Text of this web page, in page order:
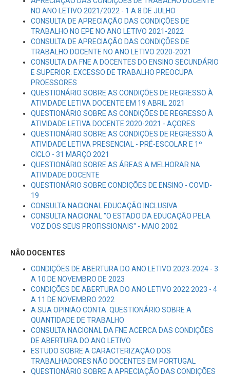
NO ANO LETIVO 2021/2022 - 1 A 8 DE JULHO
CONSULTA DE APRECIAÇÃO DAS CONDIÇÕES DE
TRABALHO NO EPE NO ANO LETIVO 2021-2022
CONSULTA DE APRECIAÇÃO DAS CONDIÇÕES DE
TRABALHO DOCENTE NO ANO LETIVO 2020-2021
CONSULTA DA FNE A DOCENTES DO ENSINO SECUNDÁRIO
E SUPERIOR: EXCESSO DE TRABALHO PREOCUPA
PROESSORES
QUESTIONÁRIO SOBRE AS CONDIÇÕES DE REGRESSO À
ATIVIDADE LETIVA DOCENTE EM 19 ABRIL 2021
QUESTIONÁRIO SOBRE AS CONDIÇÕES DE REGRESSO À
ATIVIDADE LETIVA DOCENTE 2020-2021 - AÇORES
QUESTIONÁRIO SOBRE AS CONDIÇÕES DE REGRESSO À
ATIVIDADE LETIVA PRESENCIAL - PRÉ-ESCOLAR E 1º
CICLO - 31 MARÇO 2021
QUESTIONÁRIO SOBRE AS ÁREAS A MELHORAR NA
ATIVIDADE DOCENTE
QUESTIONÁRIO SOBRE CONDIÇÕES DE ENSINO - COVID-
19
CONSULTA NACIONAL EDUCAÇÃO INCLUSIVA
CONSULTA NACIONAL "O ESTADO DA EDUCAÇÃO PELA
VOZ DOS SEUS PROFISSIONAIS" - MAIO 2002
NÃO DOCENTES
CONDIÇÕES DE ABERTURA DO ANO LETIVO 2023-2024 - 3
A 10 DE NOVEMBRO DE 2023
CONDIÇÕES DE ABERTURA DO ANO LETIVO 2022 2023 - 4
A 11 DE NOVEMBRO 2022
A SUA OPINIÃO CONTA. QUESTIONÁRIO SOBRE A
QUANTIDADE DE TRABALHO
CONSULTA NACIONAL DA FNE ACERCA DAS CONDIÇÕES
DE ABERTURA DO ANO LETIVO
ESTUDO SOBRE A CARACTERIZAÇÃO DOS
TRABALHADORES NÃO DOCENTES EM PORTUGAL
QUESTIONÁRIO SOBRE A APRECIAÇÃO DAS CONDIÇÕES